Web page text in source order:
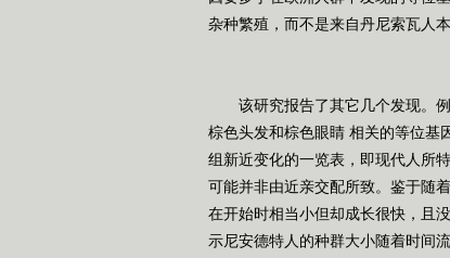
杂种繁殖，而不是来自丹尼索瓦人
该研究报告了其它几个发现。例
棕色头发和棕色眼睛 相关的等位基
组新近变化的一览表，即现代人所
可能并非由近亲交配所致。鉴于随
在开始时相当小但却成长很快，且
示尼安德特人的种群大小随着时间